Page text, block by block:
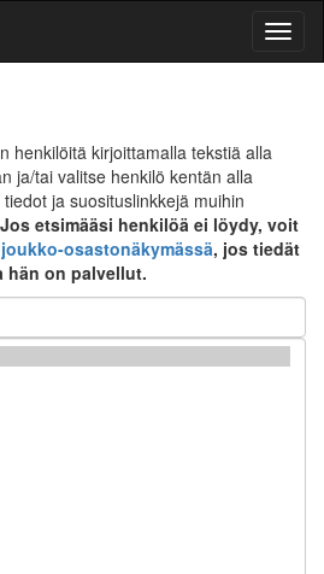
henkilöitä kirjoittamalla tekstiä alla
ja/tai valitse henkilö kentän alla
ja suosituslinkkejä muihin
Jos etsimääsi henkilöä ei löydy, voit
joukko-osastonäkymässä, jos tiedät
hän on palvellut.